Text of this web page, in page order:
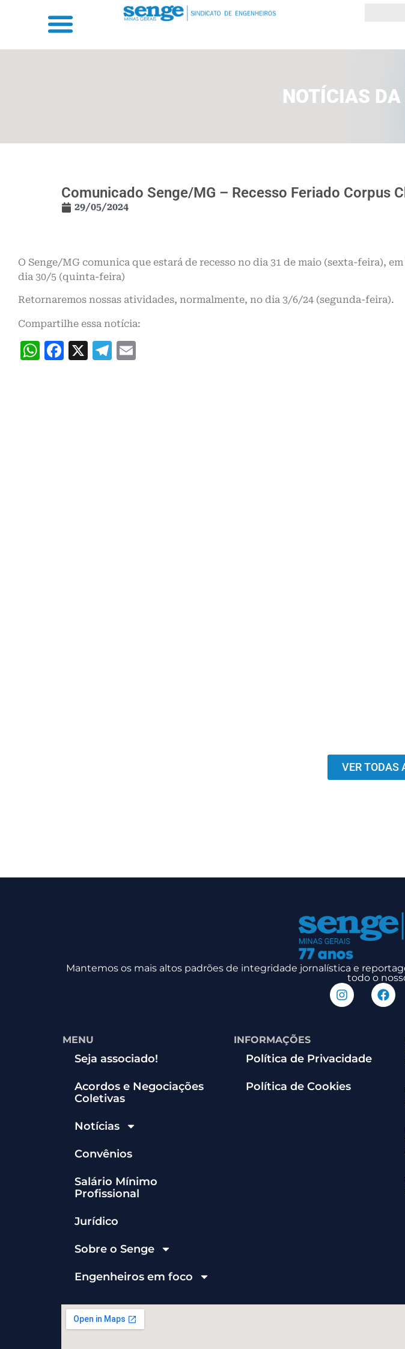
NOTÍCIAS
Comunicado Senge/MG – Recesso Feriado Corpus
29/05/2024
O Senge/MG comunica que estará de recesso no dia 31 de maio (sexta-feira),
dia 30/5 (quinta-feira)
Retornaremos nossas atividades, normalmente, no dia 3/6/24 (segunda-feira).
Compartilhe essa notícia:
WhatsApp
Facebook
X Telegram
VER TODAS
Mantemos os mais altos padrões de integridade jornalística e
todo o
MENU
Seja associado!
Acordos e Negociações
Coletivas
Notícias
Convênios
Salário Mínimo
Profissional
Jurídico
Sobre o Senge
Engenheiros em foco
INFORMAÇÕES
Política de Privacidade
Política de Cookies